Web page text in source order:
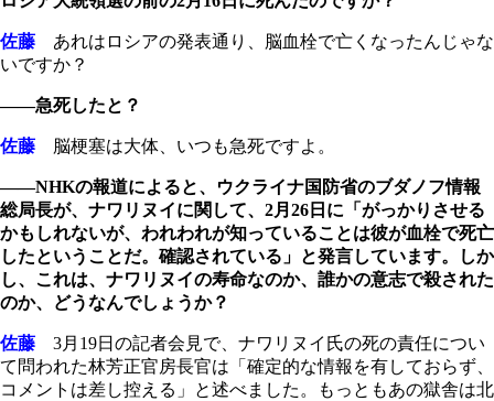
佐藤 あれはロシアの発表通り、脳血栓で亡くなったんじゃな
いですか？
――急死したと？
佐藤 脳梗塞は大体、いつも急死ですよ。
――NHKの報道によると、ウクライナ国防省のブダノフ情報
総局長が、ナワリヌイに関して、2月26日に「がっかりさせる
かもしれないが、われわれが知っていることは彼が血栓で死亡
したということだ。確認されている」と発言しています。しか
し、これは、ナワリヌイの寿命なのか、誰かの意志で殺された
のか、どうなんでしょうか？
佐藤 3月19日の記者会見で、ナワリヌイ氏の死の責任につい
て問われた林芳正官房長官は「確定的な情報を有しておらず、
コメントは差し控える」と述べました。もっともあの獄舎は北